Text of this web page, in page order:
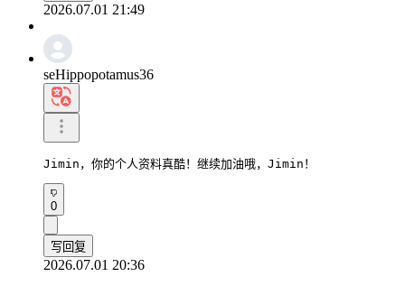
2026.07.01 21:49
seHippopotamus36
Jimin，你的个人资料真酷！继续加油哦，Jimin！
0
写回复
2026.07.01 20:36